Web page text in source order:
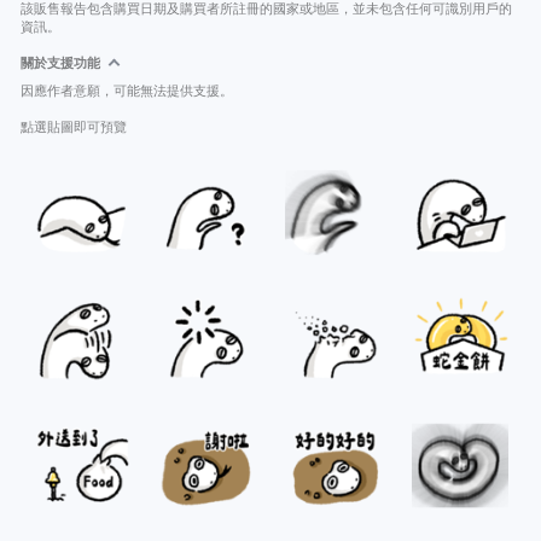
該販售報告包含購買日期及購買者所註冊的國家或地區，並未包含任何可識別用戶的
資訊。
關於支援功能
因應作者意願，可能無法提供支援。
點選貼圖即可預覽